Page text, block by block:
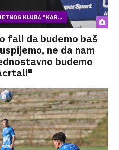
KLUBA "KAR...
fali da budemo baš
ne da nam
budemo